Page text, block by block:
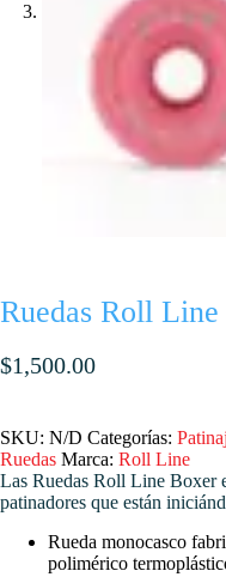
Ruedas Roll
$1,500.00
SKU: N/D Categorías:
Ruedas Marca: Roll Line
Las Ruedas Roll Line Boxer
patinadores que están
Rueda monocasco
polimérico